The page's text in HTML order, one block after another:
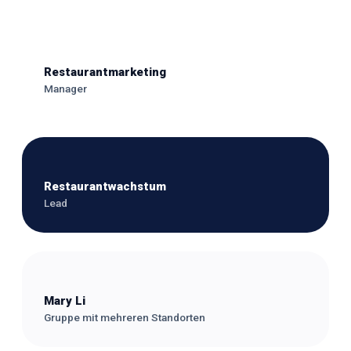
Restaurantmarketing
Manager
Restaurantwachstum
Lead
Mary Li
Gruppe mit mehreren Standorten